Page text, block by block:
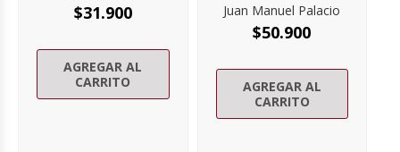
$31.900
AGREGAR AL
CARRITO
Juan Manuel Palacio
$50.900
AGREGAR AL
CARRITO